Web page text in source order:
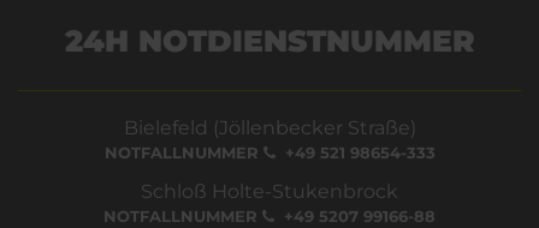
24H NOTDIENSTNUMMER
Bielefeld (Jöllenbecker Straße)
NOTFALLNUMMER +49 521 98654-333
Schloß Holte-Stukenbrock
NOTFALLNUMMER +49 5207 99166-88